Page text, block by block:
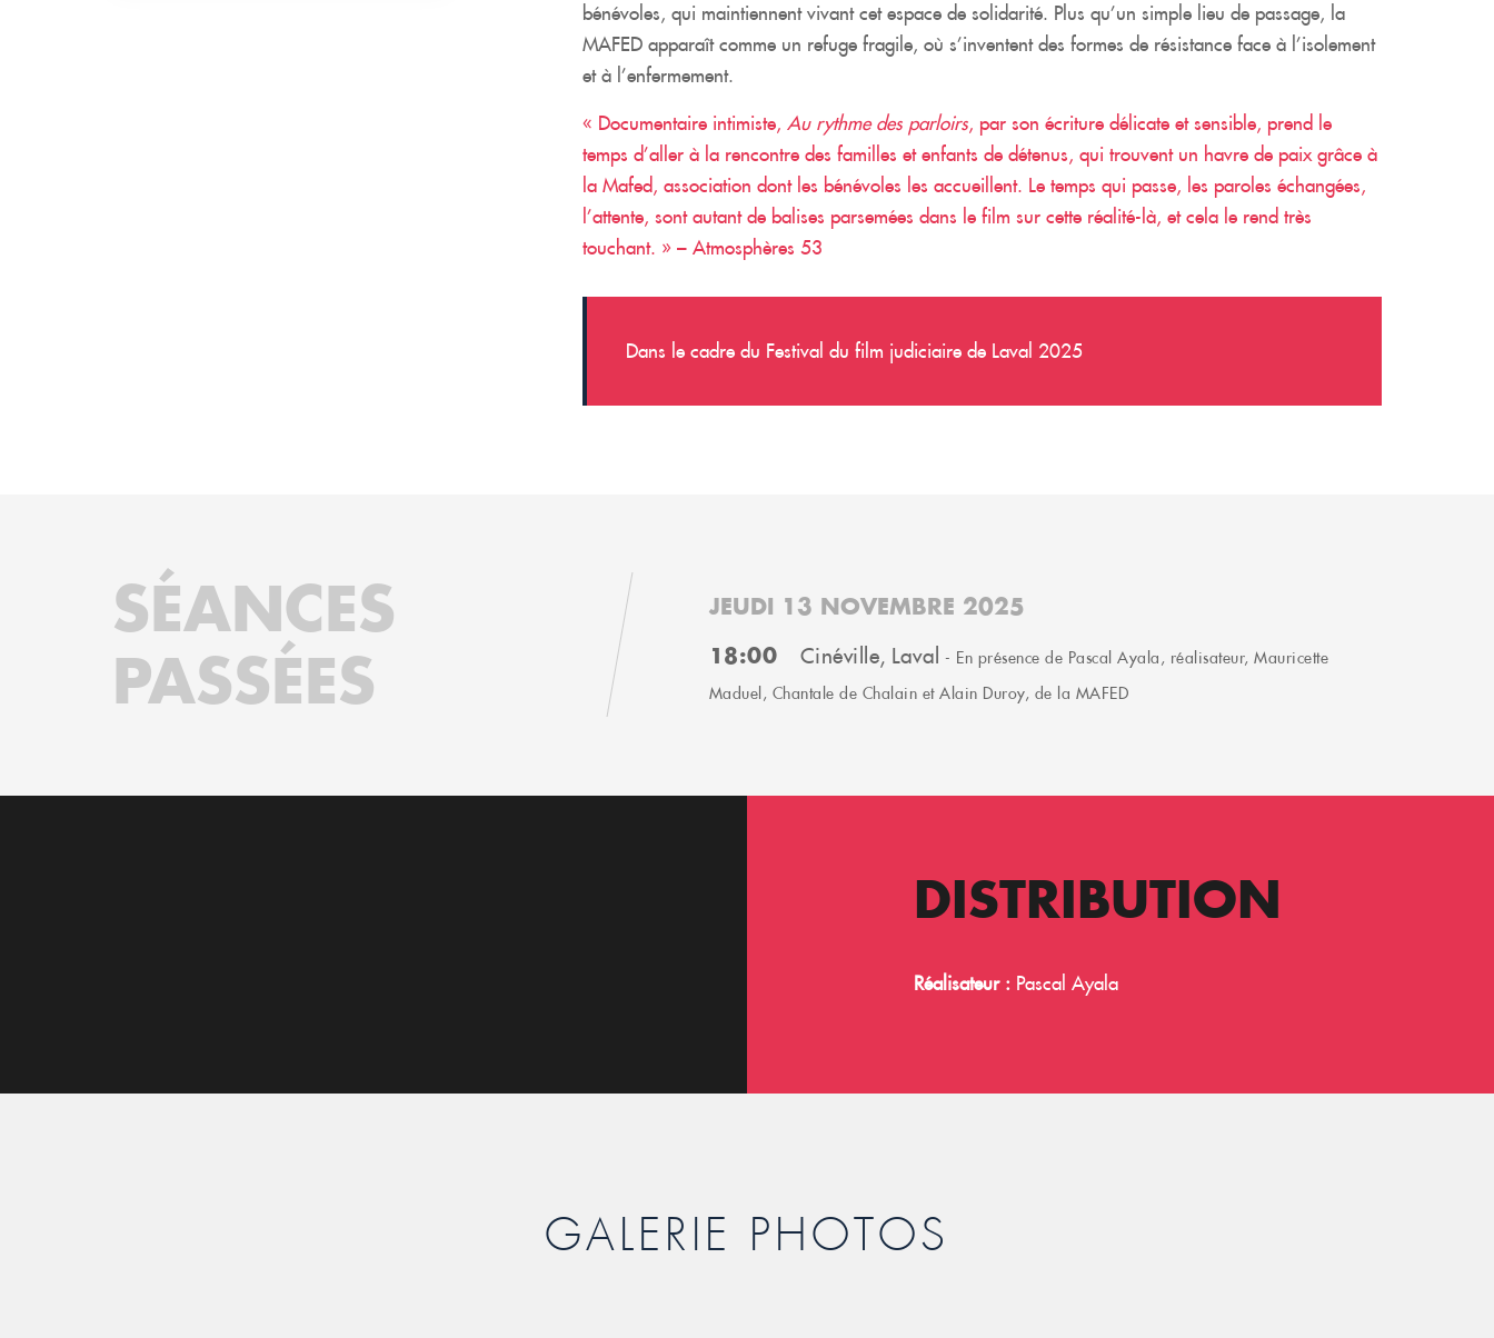
bénévoles, qui maintiennent vivant cet espace de solidarité. Plus qu’un simple lieu de passage, la
MAFED apparaît comme un refuge fragile, où s’inventent des formes de résistance face à l’isolement
et à l’enfermement.
« Documentaire intimiste, Au rythme des parloirs, par son écriture délicate et sensible, prend le
temps d’aller à la rencontre des familles et enfants de détenus, qui trouvent un havre de paix grâce à
la Mafed, association dont les bénévoles les accueillent. Le temps qui passe, les paroles échangées,
l’attente, sont autant de balises parsemées dans le film sur cette réalité-là, et cela le rend très
touchant. » – Atmosphères 53
Dans le cadre du Festival du film judiciaire de Laval 2025
SÉANCES
PASSÉES
JEUDI 13 NOVEMBRE 2025
18:00 Cinéville, Laval - En présence de Pascal Ayala, réalisateur, Mauricette
Maduel, Chantale de Chalain et Alain Duroy, de la MAFED
DISTRIBUTION
Réalisateur : Pascal Ayala
GALERIE PHOTOS